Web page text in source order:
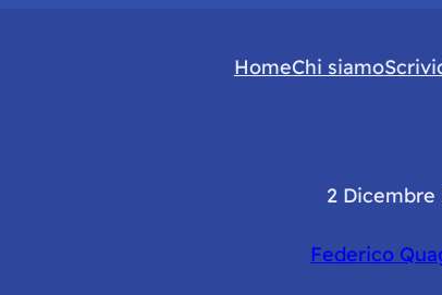
HomeChi siamo
2 Dicembre
Federico